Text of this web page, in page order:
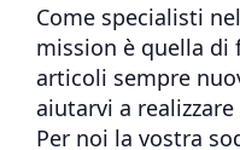
Come specialisti
mission è quella
articoli sempre
aiutarvi a
Per noi la vostra